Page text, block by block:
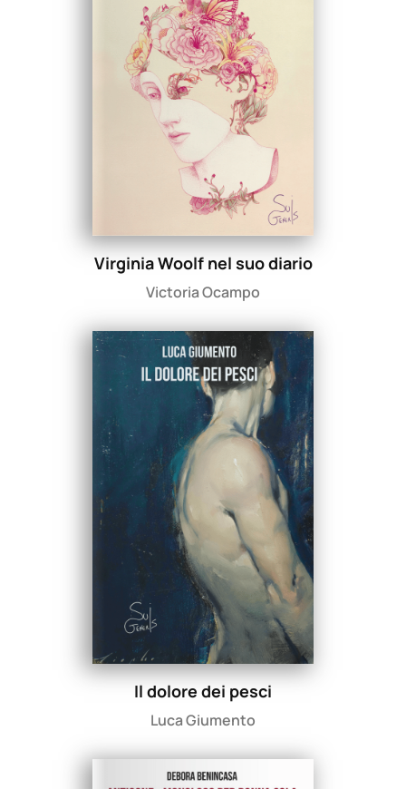
Virginia Woolf nel suo diario
Victoria Ocampo
Il dolore dei pesci
Luca Giumento